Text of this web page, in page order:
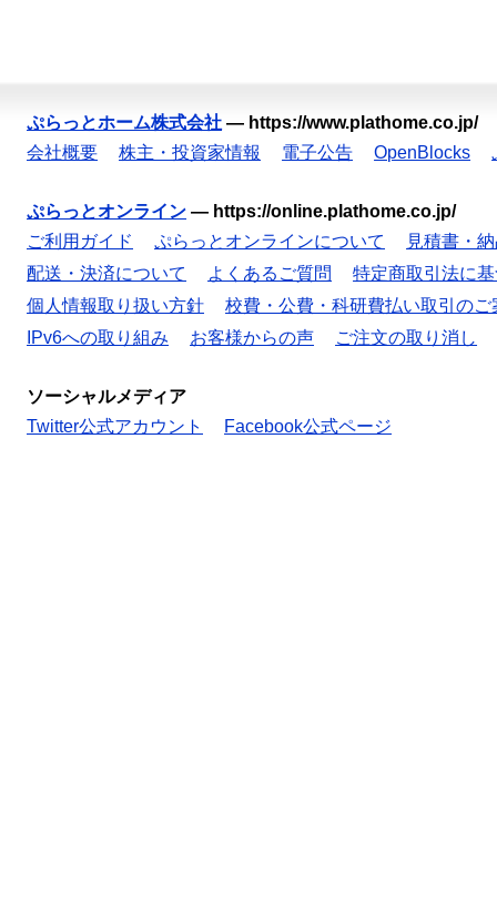
ぷらっとホーム株式会社 — https://www.plathome.co.jp/
会社概要
株主・投資家情報 電子公告 OpenBlocks
ぷらっとオンライン — https://online.plathome.co.jp/
ご利用ガイド
ぷらっとオンラインについて
見積書・
配送・決済について
よくあるご質問
特定商取引法に
個人情報取り扱い方針
校費・公費・科研費払い取引のご
IPv6への取り組み
お客様からの声 ご注文の取り消し
ソーシャルメディア
Twitter公式アカウント
Facebook公式ページ